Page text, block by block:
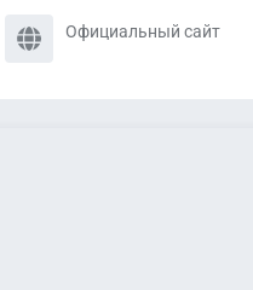
Официальный сайт